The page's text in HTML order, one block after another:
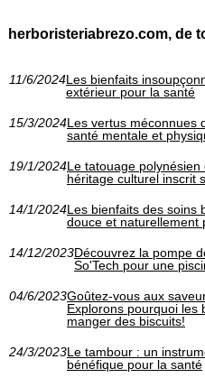
herboristeriabrezo.com, de
11/6/2024Les bienfaits
extérieur pour la santé
15/3/2024Les vertus méconnues
santé mentale et
19/1/2024Le tatouage polynésien
héritage culturel inscrit
14/1/2024Les bienfaits des soins
douce et naturellement
14/12/2023Découvrez la pompe
So'Tech pour une
04/6/2023Goûtez-vous aux
Explorons pourquoi les
manger des biscuits!
24/3/2023Le tambour : un
bénéfique pour la santé